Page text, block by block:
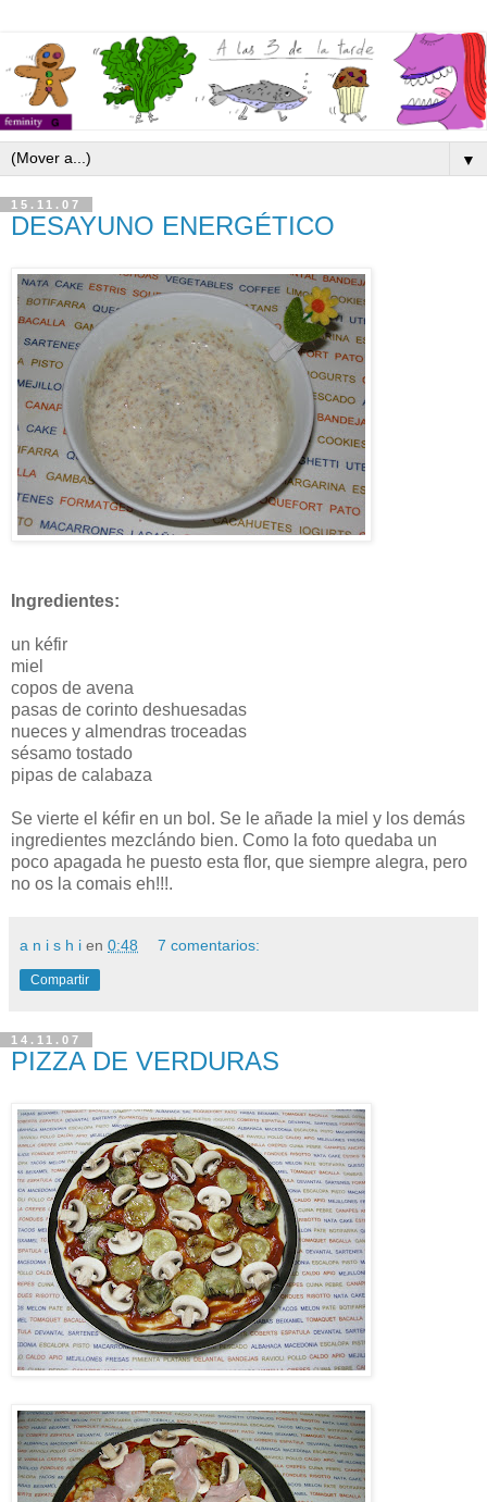
▼
15.11.07
DESAYUNO ENERGÉTICO
Ingredientes:
un kéfir
miel
copos de avena
pasas de corinto deshuesadas
nueces y almendras troceadas
sésamo tostado
pipas de calabaza
Se vierte el kéfir en un bol. Se le añade la miel y los demás
ingredientes mezclándo bien. Como la foto quedaba un
poco apagada he puesto esta flor, que siempre alegra, pero
no os la comais eh!!!.
a n i s h i en 0:48 7 comentarios:
Compartir
14.11.07
PIZZA DE VERDURAS